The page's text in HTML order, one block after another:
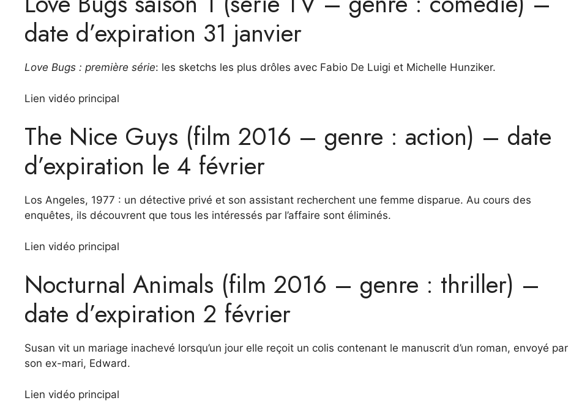
date d’expiration 31 janvier
Love Bugs : première série: les sketchs les plus drôles avec Fabio De Luigi et Michelle Hunziker.
Lien vidéo principal
The Nice Guys (film 2016 – genre : action) – date
d’expiration le 4 février
Los Angeles, 1977 : un détective privé et son assistant recherchent une femme disparue. Au cours des
enquêtes, ils découvrent que tous les intéressés par l’affaire sont éliminés.
Lien vidéo principal
Nocturnal Animals (film 2016 – genre : thriller) –
date d’expiration 2 février
Susan vit un mariage inachevé lorsqu’un jour elle reçoit un colis contenant le manuscrit d’un roman, envoyé par
son ex-mari, Edward.
Lien vidéo principal